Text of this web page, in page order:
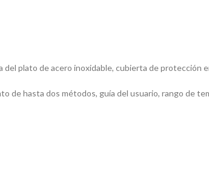
plato de acero inoxidable, cubierta de protección
de hasta dos métodos, guía del usuario, rango de